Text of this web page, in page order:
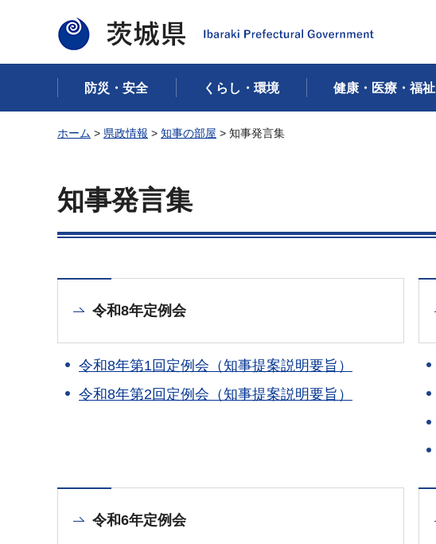
茨城県
防災・安全 くらし・環境 健康・医療・福祉
ホーム > 県政情報 > 知事の部屋 > 知事発言集
知事発言集
令和8年定例会
令和8年第1回定例会（知事提案説明要旨）
令和8年第2回定例会（知事提案説明要旨）
令和6年定例会